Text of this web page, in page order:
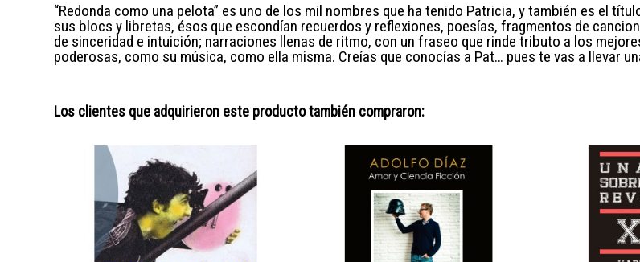
“Redonda como una pelota” es uno de los mil nombres que ha tenido Patricia, y también es el
sus blocs y libretas, ésos que escondían recuerdos y reflexiones, poesías, fragmentos de
de sinceridad e intuición; narraciones llenas de ritmo, con un fraseo que rinde tributo a los
poderosas, como su música, como ella misma. Creías que conocías a Pat… pues te vas a llevar
Los clientes que adquirieron este producto también compraron: